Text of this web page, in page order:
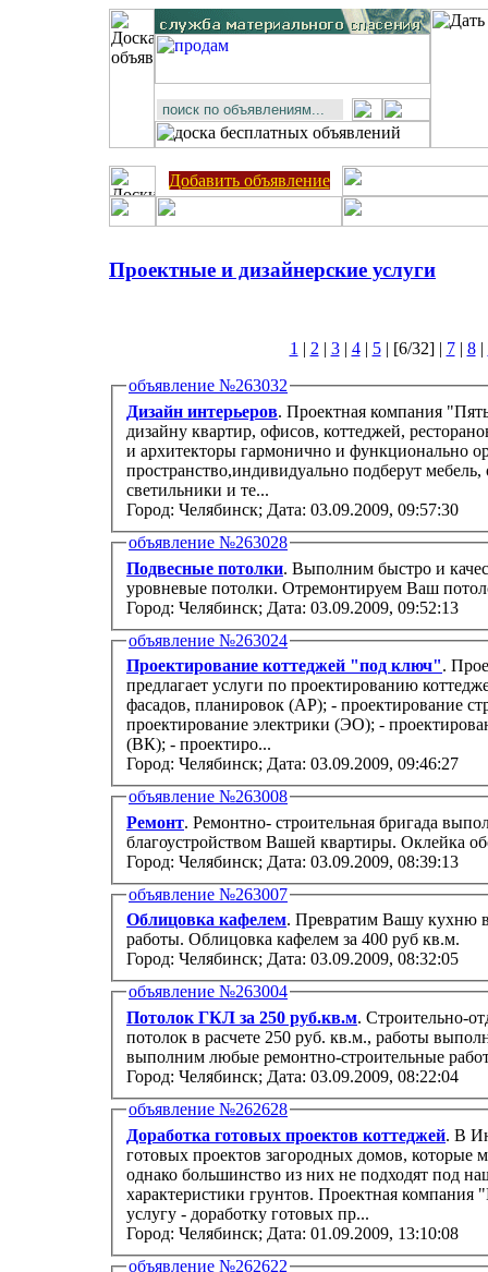
Добавить объявление
Проектные и дизайнерские услуги
1 | 2| 3| 4| 5| [6/32] | 7| 8|
объявление №263032
Дизайн интерьеров. Проектная компания "Пять
дизайну квартир, офисов, коттеджей,
и архитекторы гармонично и функционально
пространство,индивидуально подберут мебель,
светильники и те...
Город: Челябинск; Дата: 03.09.2009, 09:57:30
объявление №263028
Подвесные потолки. Выполним быстро и
уровневые потолки. Отремонтируем Ваш
Город: Челябинск; Дата: 03.09.2009, 09:52:13
объявление №263024
Проектирование коттеджей "под ключ".
предлагает услуги по проектированию
фасадов, планировок (АР); - проектирование
проектирование электрики (ЭО); -
(ВК); - проектиро...
Город: Челябинск; Дата: 03.09.2009, 09:46:27
объявление №263008
Ремонт. Ремонтно- строительная бригада выполнить любые работы, связанные с
благоустройством Вашей квартиры.
Город: Челябинск; Дата: 03.09.2009, 08:39:13
объявление №263007
Облицовка кафелем. Превратим Вашу кухню
работы. Облицовка кафелем за 400 руб кв.м.
Город: Челябинск; Дата: 03.09.2009, 08:32:05
объявление №263004
Потолок ГКЛ за 250 руб.кв.м. Строительно-
потолок в расчете 250 руб. кв.м., работы выполняем
выполним любые ремонтно-строительные
Город: Челябинск; Дата: 03.09.2009, 08:22:04
объявление №262628
Доработка готовых проектов коттеджей. В
готовых проектов загородных домов, которые
однако большинство из них не подходят под
характеристики грунтов. Проектная компания
услугу - доработку готовых пр...
Город: Челябинск; Дата: 01.09.2009, 13:10:08
объявление №262622